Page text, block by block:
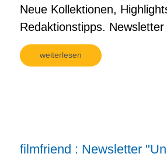
Neue Kollektionen,
Redaktionstipps.
weiterlesen
filmfriend : Newsletter